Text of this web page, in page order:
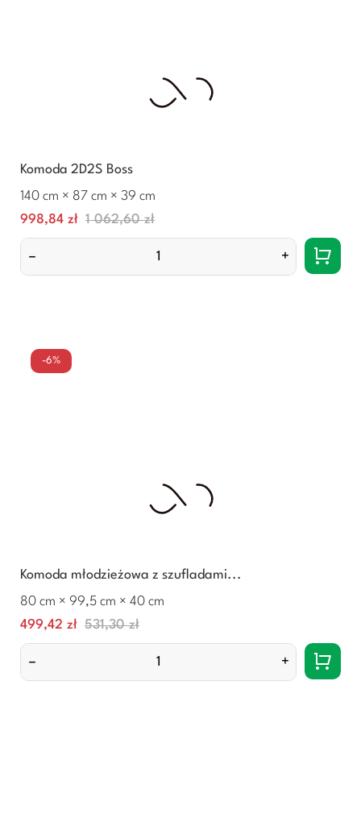
Komoda 2D2S Boss
140 cm × 87 cm × 39 cm
Cena
998,84 zł Normalna
cena
1 062,60 zł
– +
-6%
Komoda młodzieżowa z szufladami...
80 cm × 99,5 cm × 40 cm
Cena
499,42 zł Normalna
cena
531,30 zł
– +